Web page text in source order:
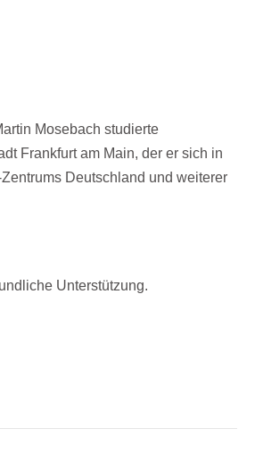
Mosebach studierte
Frankfurt am Main, der er sich in
Deutschland und weiterer
Unterstützung.